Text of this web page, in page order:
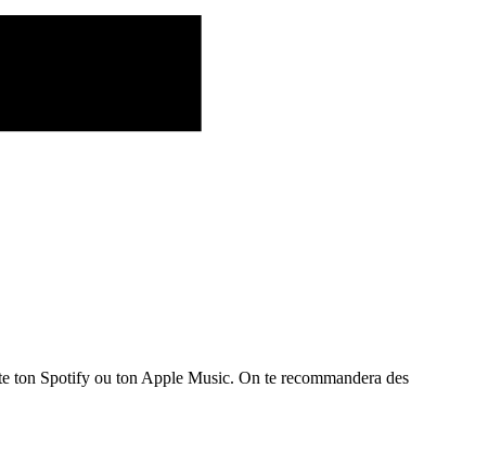
ton Spotify ou ton Apple Music. On te recommandera des